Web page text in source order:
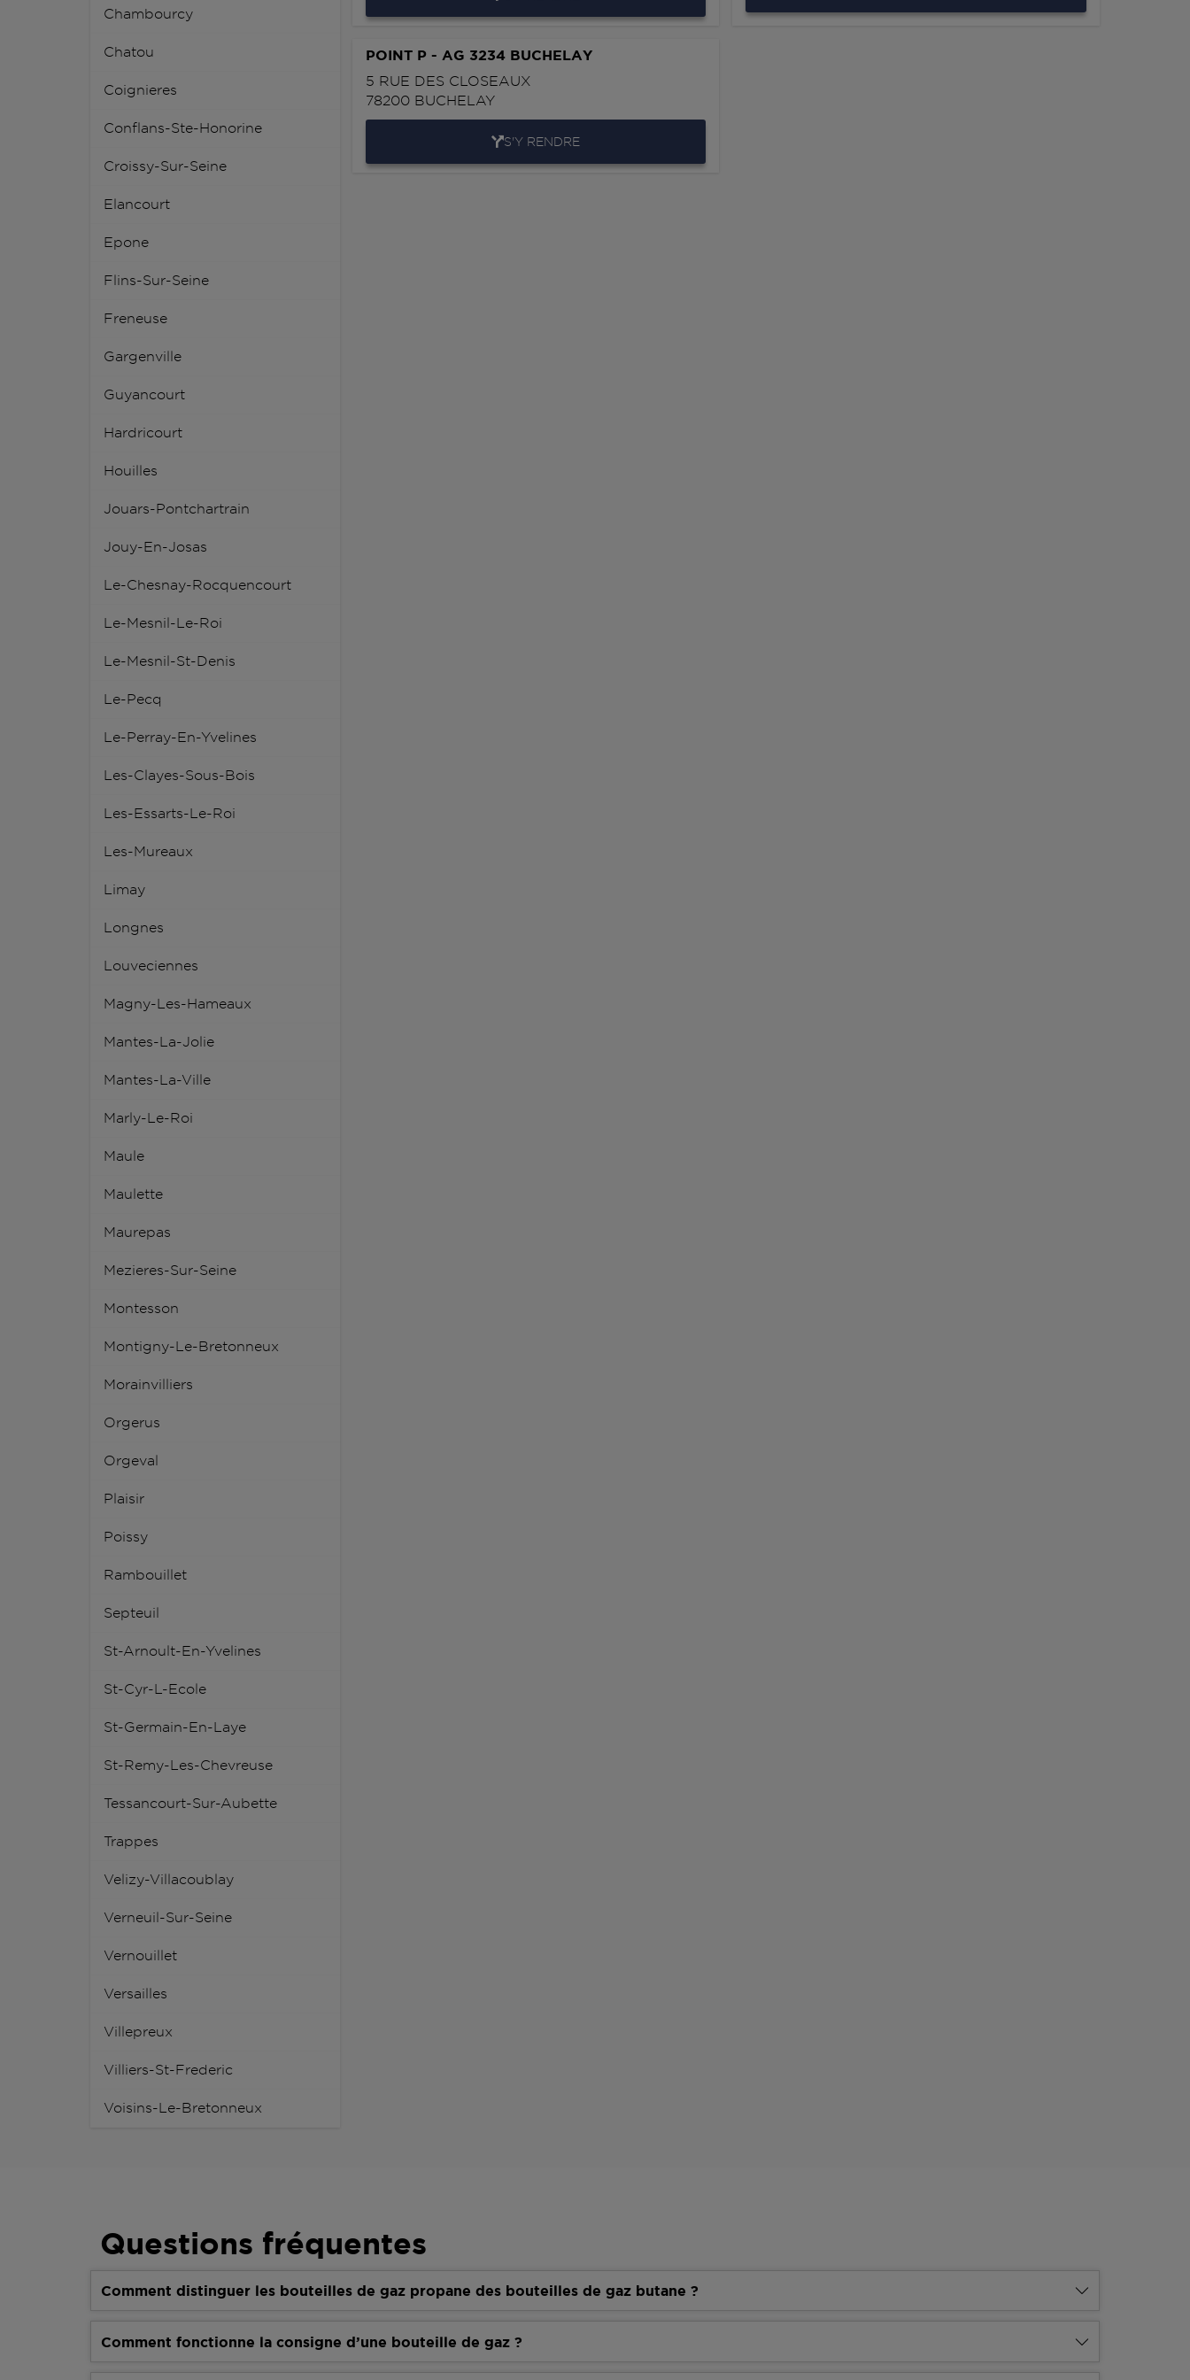
Chambourcy
Chatou
Coignieres
Conflans-Ste-Honorine
Croissy-Sur-Seine
Elancourt
Epone
Flins-Sur-Seine
Freneuse
Gargenville
Guyancourt
Hardricourt
Houilles
Jouars-Pontchartrain
Jouy-En-Josas
Le-Chesnay-Rocquencourt
Le-Mesnil-Le-Roi
Le-Mesnil-St-Denis
Le-Pecq
Le-Perray-En-Yvelines
Les-Clayes-Sous-Bois
Les-Essarts-Le-Roi
Les-Mureaux
Limay
Longnes
Louveciennes
Magny-Les-Hameaux
Mantes-La-Jolie
Mantes-La-Ville
Marly-Le-Roi
Maule
Maulette
Maurepas
Mezieres-Sur-Seine
Montesson
Montigny-Le-Bretonneux
Morainvilliers
Orgerus
Orgeval
Plaisir
Poissy
Rambouillet
Septeuil
St-Arnoult-En-Yvelines
St-Cyr-L-Ecole
St-Germain-En-Laye
St-Remy-Les-Chevreuse
Tessancourt-Sur-Aubette
Trappes
Velizy-Villacoublay
Verneuil-Sur-Seine
Vernouillet
Versailles
Villepreux
Villiers-St-Frederic
Voisins-Le-Bretonneux
POINT P - AG 3234 BUCHELAY
5 RUE DES CLOSEAUX
78200 BUCHELAY
S'Y RENDRE
Questions fréquentes
Comment distinguer les bouteilles de gaz propane des bouteilles de gaz butane ?
Comment fonctionne la consigne d’une bouteille de gaz ?